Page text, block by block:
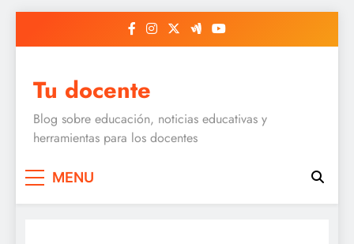
Tu docente
Blog sobre educación, noticias educativas y
herramientas para los docentes
MENU